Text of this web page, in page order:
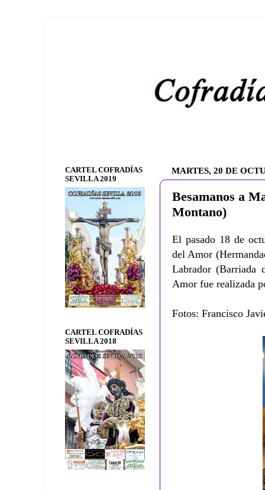
MARTES, 20 DE
Besamanos a
Montano)
El pasado 18 de
del Amor
Labrador (Barriada
Amor fue realizada
Fotos: Francisco
CARTEL COFRADÍAS
SEVILLA 2019
CARTEL COFRADÍAS
SEVILLA 2018